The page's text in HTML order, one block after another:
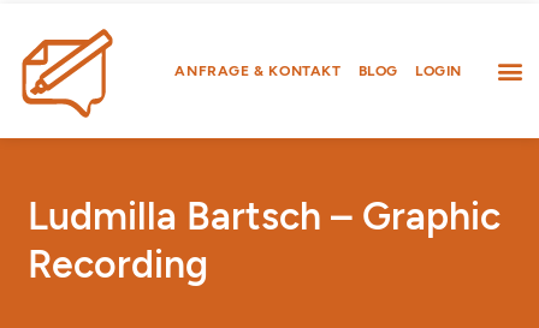
Inhalt
springen
ANFRAGE & KONTAKT BLOG LOGIN
Ludmilla Bartsch – Graphic
Recording